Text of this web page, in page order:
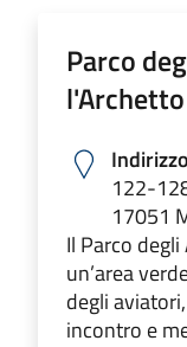
Parco
l'Archetto
Indirizzo
122-
17051
Il Parco
un’area
degli
incontro e